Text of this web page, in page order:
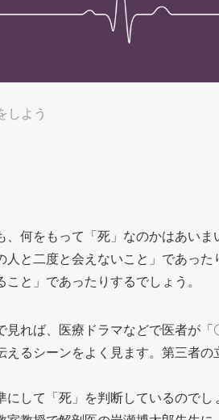
しよう
何をもって「死」なのかはあいま
人と二度と会えないこと」であっ
と」であったりするでしょう。
見れば、医療ドラマなどで医者が
えるシーンをよく見ます。第三者
して「死」を判断しているのでし